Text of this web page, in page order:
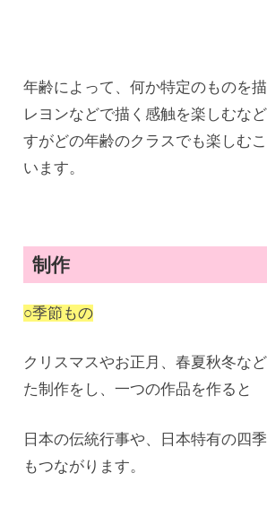
年齢によって、何か特定のものを
レヨンなどで描く感触を楽しむな
すがどの年齢のクラスでも楽しむ
います。
制作
○季節もの
クリスマスやお正月、春夏秋冬な
た制作をし、一つの作品を作ると
日本の伝統行事や、日本特有の四
もつながります。